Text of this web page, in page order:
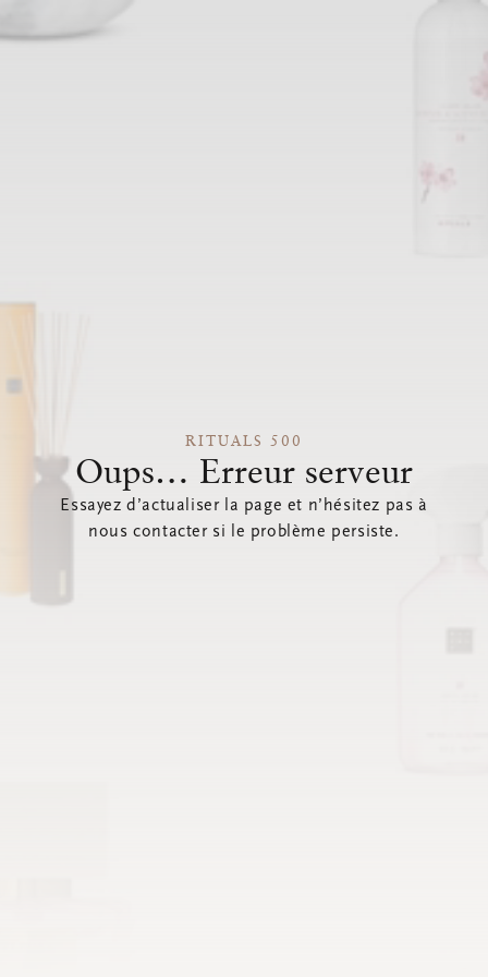
RITUALS 500
Oups… Erreur serveur
Essayez d’actualiser la page et n’hésitez pas à
nous contacter si le problème persiste.